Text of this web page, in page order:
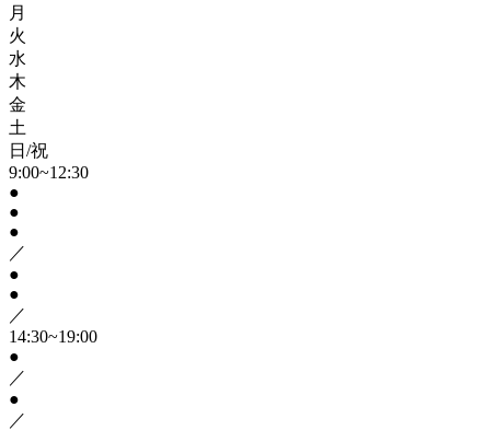
月
火
水
木
金
土
日/祝
9:00~12:30
●
●
●
／
●
●
／
14:30~19:00
●
／
●
／